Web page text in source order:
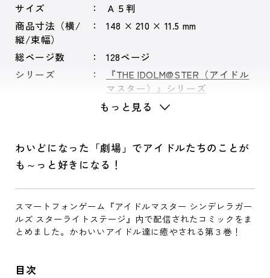
サイズ
Ａ５判
商品寸法（横/
縦/束幅）
148 × 210 × 11.5 mm
総ページ数
128ページ
シリーズ
『THE IDOLM@STER（アイドル
マスター）』シリーズ
もっと見る
わいどになった「劇場」でアイドルたちのことが
も～っと好きになる！
スマートフォンゲーム『アイドルマスター シンデレラガー
ルズ スターライトステージ』内で配信されたコミックをま
とめました。かわいいアイドル達に癒やされる第３巻！
目次